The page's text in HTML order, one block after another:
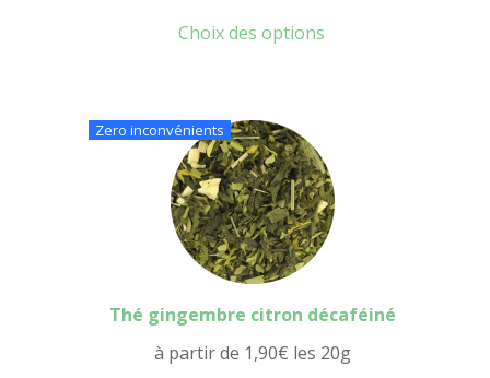
sur 5
client
Choix des options
Zero inconvénients
Thé gingembre citron décaféiné
à partir de 1,90€ les 20g